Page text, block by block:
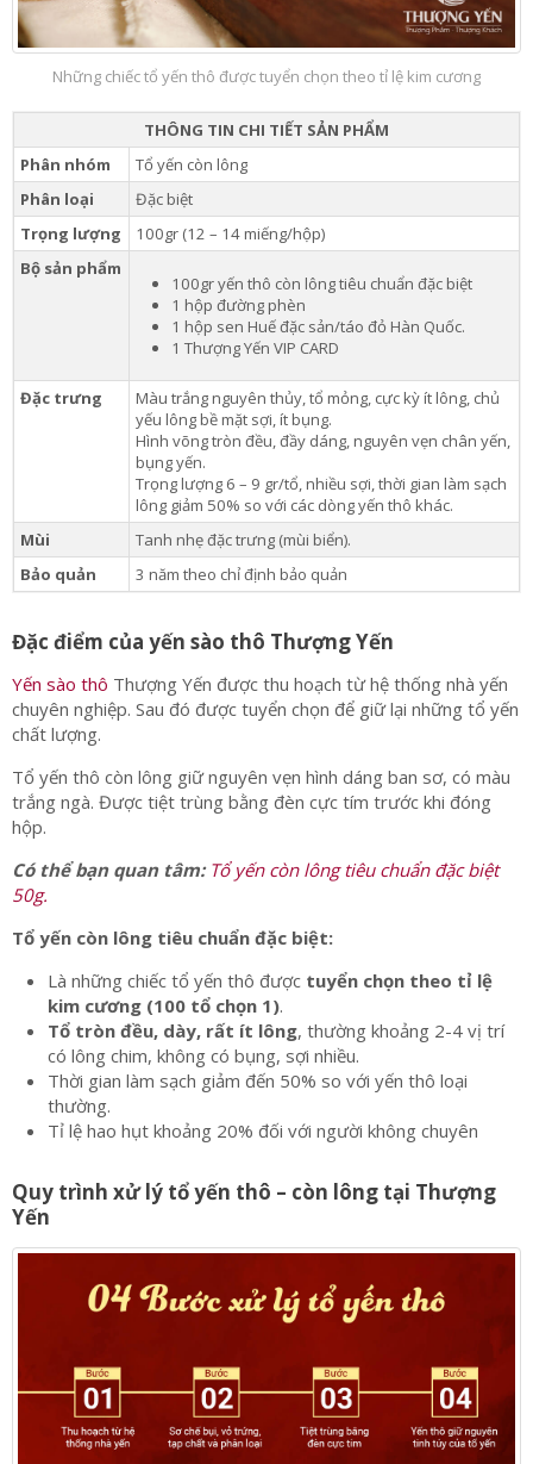
Những chiếc tổ yến thô được tuyển chọn theo tỉ lệ kim cương
THÔNG TIN CHI TIẾT SẢN PHẨM
Phân nhóm
Tổ yến còn lông
Phân loại
Đặc biệt
Trọng lượng
100gr (12 – 14 miếng/hộp)
Bộ sản phẩm
100gr yến thô còn lông tiêu chuẩn đặc biệt
1 hộp đường phèn
1 hộp sen Huế đặc sản/táo đỏ Hàn Quốc.
1 Thượng Yến VIP CARD
Đặc trưng
Màu trắng nguyên thủy, tổ mỏng, cực kỳ ít lông, chủ
yếu lông bề mặt sợi, ít bụng.
Hình võng tròn đều, đầy dáng, nguyên vẹn chân yến,
bụng yến.
Trọng lượng 6 – 9 gr/tổ, nhiều sợi, thời gian làm sạch
lông giảm 50% so với các dòng yến thô khác.
Mùi
Tanh nhẹ đặc trưng (mùi biển).
Bảo quản
3 năm theo chỉ định bảo quản
Đặc điểm của yến sào thô Thượng Yến
Yến sào thô Thượng Yến được thu hoạch từ hệ thống nhà yến
chuyên nghiệp. Sau đó được tuyển chọn để giữ lại những tổ yến
chất lượng.
Tổ yến thô còn lông giữ nguyên vẹn hình dáng ban sơ, có màu
trắng ngà. Được tiệt trùng bằng đèn cực tím trước khi đóng
hộp.
Có thể bạn quan tâm: Tổ yến còn lông tiêu chuẩn đặc biệt
50g.
Tổ yến còn lông tiêu chuẩn đặc biệt:
Là những chiếc tổ yến thô được tuyển chọn theo tỉ lệ
kim cương (100 tổ chọn 1).
Tổ tròn đều, dày, rất ít lông, thường khoảng 2-4 vị trí
có lông chim, không có bụng, sợi nhiều.
Thời gian làm sạch giảm đến 50% so với yến thô loại
thường.
Tỉ lệ hao hụt khoảng 20% đối với người không chuyên
Quy trình xử lý tổ yến thô – còn lông tại Thượng
Yến